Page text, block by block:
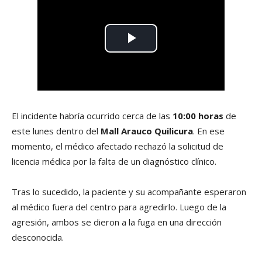
El incidente habría ocurrido cerca de las 10:00 horas de
este lunes dentro del Mall Arauco Quilicura. En ese
momento, el médico afectado rechazó la solicitud de
licencia médica por la falta de un diagnóstico clínico.
Tras lo sucedido, la paciente y su acompañante esperaron
al médico fuera del centro para agredirlo. Luego de la
agresión, ambos se dieron a la fuga en una dirección
desconocida.